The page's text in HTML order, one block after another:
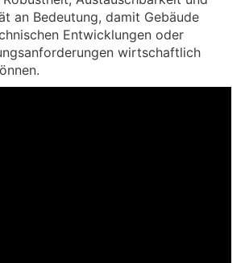
an Bedeutung, damit Gebäude
Entwicklungen oder
wirtschaftlich